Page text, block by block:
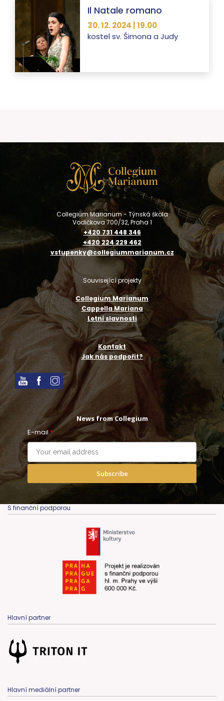
Il Natale romano
30. 12. 2024 | 19.00
kostel sv. Šimona a Judy
Collegium Marianum - Týnská škola
Vodičkova 700/32, Praha 1
+420 731 448 346
+420 224 229 462
vstupenky@collegiummarianum.cz
Související projekty
Collegium Marianum
Cappella Mariana
Letní slavnosti
Kontakt
Jak nás podpořit?
News from Collegium
E-mail*
Subscribe
S finanční podporou
Hlavní partner
Hlavní mediální partner